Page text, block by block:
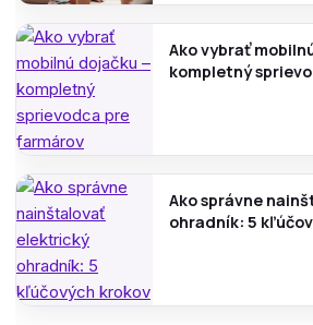
Ako vybrať
kompletný
Ako správne
ohradník: 5